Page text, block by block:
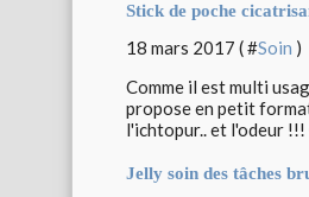
Stick de poche
18 mars 2017 ( #Soin )
Comme il est multi
propose en petit
l'ichtopur.. et l'odeur !!!
Jelly soin des tâches